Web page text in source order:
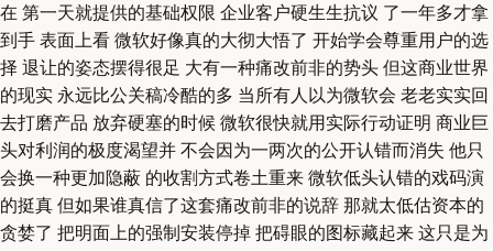
在 第一天就提供的基础权限 企业客户硬生生抗议 了一年多才拿
到手 表面上看 微软好像真的大彻大悟了 开始学会尊重用户的选
择 退让的姿态摆得很足 大有一种痛改前非的势头 但这商业世界
的现实 永远比公关稿冷酷的多 当所有人以为微软会 老老实实回
去打磨产品 放弃硬塞的时候 微软很快就用实际行动证明 商业巨
头对利润的极度渴望并 不会因为一两次的公开认错而消失 他只
会换一种更加隐蔽 的收割方式卷土重来 微软低头认错的戏码演
的挺真 但如果谁真信了这套痛改前非的说辞 那就太低估资本的
贪婪了 把明面上的强制安装停掉 把碍眼的图标藏起来 这只是为